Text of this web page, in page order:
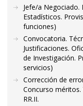
Jefe/a
Estadísticos.
funciones)
Convocatoria.
Justificaciones.
de Investigación.
servicios)
Corrección de
Concurso méritos.
RR.II.